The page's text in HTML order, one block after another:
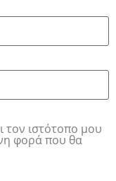
τον ιστότοπο μου
φορά που θα